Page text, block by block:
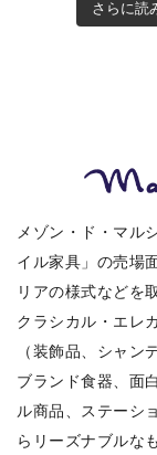
さらに読
メゾン・ド・マル
イル家具」の売場
リアの様式などを
クラシカル・エレ
（装飾品、シャン
ブランド食器、面
ル商品、ステーシ
らリーズナブルな